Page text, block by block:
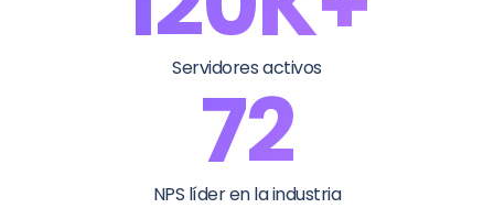
Servidores activos
72
NPS líder en la industria